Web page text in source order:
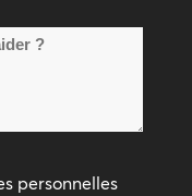
personnelles